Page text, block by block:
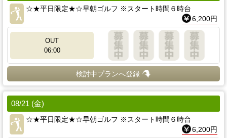
☆★平日限定★☆早朝ゴルフ ※スタート時間６時台
6,200円
OUT
06:00
検討中プランへ登録
08/21 (金)
☆★平日限定★☆早朝ゴルフ ※スタート時間６時台
6,200円